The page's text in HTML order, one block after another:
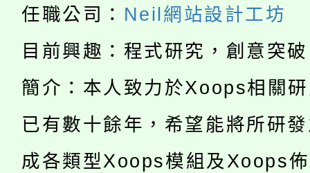
程，歡迎學生輔導中心
心理、諮商輔導、社會
系所師生報名參加。
會
115年食農教育專業人
程
學期銜接期間理賠案件
學籍身 分審查程序及
版
淨零綠領人才培育課程
公告本校115學年度第
代理(課)教師甄選結果(
「2026金融保險知識
任職公司： Neil網站設計工坊
目前興趣：程式研究，創意突
簡介：本人致力於Xoops相關
已有數十餘年，希望能將所研
成各類型Xoops模組及Xoops